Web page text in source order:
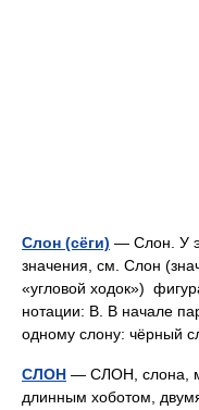
Слон (сёги) — Слон. У
значения, см. Слон
«угловой ходок»)
нотации: B. В начале
одному слону: чёрный
СЛОН — СЛОН, слона,
длинным хоботом,